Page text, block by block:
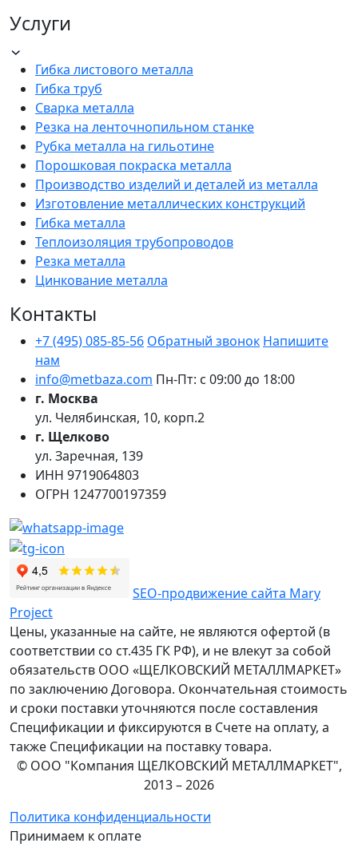
Услуги
Гибка листового металла
Гибка труб
Сварка металла
Резка на ленточнопильном станке
Рубка металла на гильотине
Порошковая покраска металла
Производство изделий и деталей из металла
Изготовление металлических конструкций
Гибка металла
Теплоизоляция трубопроводов
Резка металла
Цинкование металла
Контакты
+7 (495) 085-85-56 Обратный звонок Напишите
нам
info@metbaza.com Пн-Пт: с 09:00 до 18:00
г. Москва
ул. Челябинская, 10, корп.2
г. Щелково
ул. Заречная, 139
ИНН 9719064803
ОГРН 1247700197359
SEO-продвижение сайта Mary
Project
Цены, указанные на сайте, не являются офертой (в
соответствии со ст.435 ГК РФ), и не влекут за собой
обязательств ООО «ЩЕЛКОВСКИЙ МЕТАЛЛМАРКЕТ»
по заключению Договора. Окончательная стоимость
и сроки поставки уточняются после составления
Спецификации и фиксируются в Счете на оплату, а
также Спецификации на поставку товара.
© ООО "Компания ЩЕЛКОВСКИЙ МЕТАЛЛМАРКЕТ",
2013 – 2026
Политика конфиденциальности
Принимаем к оплате